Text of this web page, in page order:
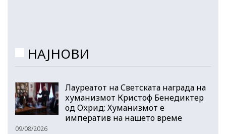
НАЈНОВИ
Лауреатот на Светската награда на
хуманизмот Кристоф Бенедиктер
од Охрид: Хуманизмот е
императив на нашето време
09/08/2026